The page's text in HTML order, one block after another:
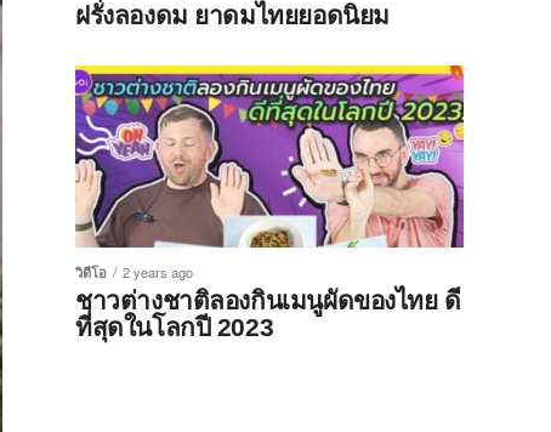
ฝรั่งลองดม ยาดมไทยยอดนิยม
วิดีโอ 2 years ago
ชาวต่างชาติลองกินเมนูผัดของไทย ดี
ที่สุดในโลกปี 2023